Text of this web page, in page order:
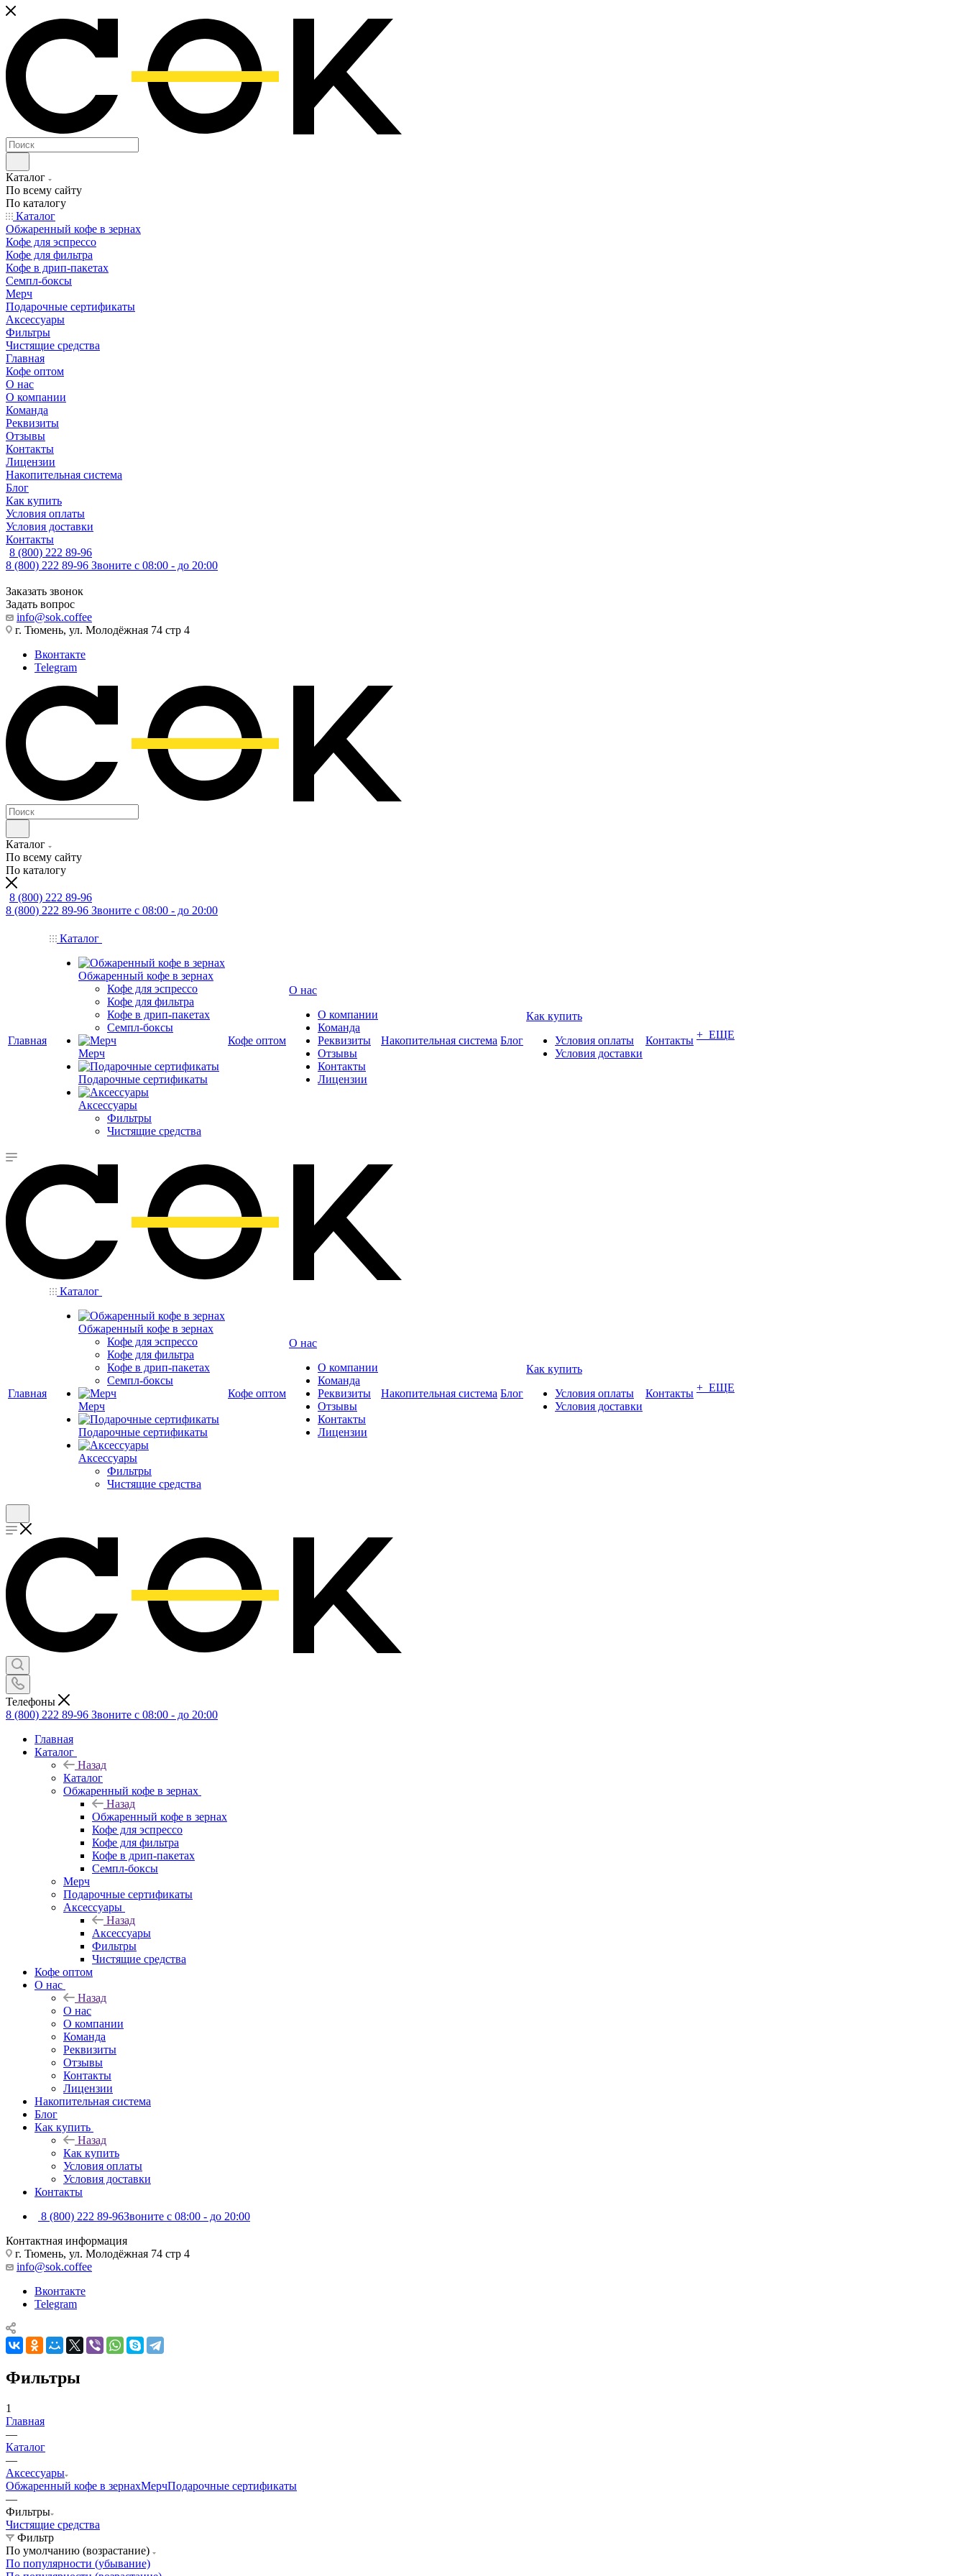
Каталог
По всему сайту
По каталогу
Каталог
Обжаренный кофе в зернах
Кофе для эспрессо
Кофе для фильтра
Кофе в дрип-пакетах
Семпл-боксы
Мерч
Подарочные сертификаты
Аксессуары
Фильтры
Чистящие средства
Главная
Кофе оптом
О нас
О компании
Команда
Реквизиты
Отзывы
Контакты
Лицензии
Накопительная система
Блог
Как купить
Условия оплаты
Условия доставки
Контакты
8 (800) 222 89-96
8 (800) 222 89-96 Звоните с 08:00 - до 20:00
Заказать звонок
Задать вопрос
info@sok.coffee
г. Тюмень, ул. Молодёжная 74 стр 4
Вконтакте
Telegram
Каталог
По всему сайту
По каталогу
8 (800) 222 89-96
8 (800) 222 89-96 Звоните с 08:00 - до 20:00
Главная
Каталог
Обжаренный кофе в зернах
Кофе для эспрессо
Кофе для фильтра
Кофе в дрип-пакетах
Семпл-боксы
Мерч
Подарочные сертификаты
Аксессуары
Фильтры
Чистящие средства
Кофе оптом
О нас
О компании
Команда
Реквизиты
Отзывы
Контакты
Лицензии
Накопительная система Блог
Как купить
Условия оплаты
Условия доставки
Контакты + ЕЩЕ
Главная
Каталог
Обжаренный кофе в зернах
Кофе для эспрессо
Кофе для фильтра
Кофе в дрип-пакетах
Семпл-боксы
Мерч
Подарочные сертификаты
Аксессуары
Фильтры
Чистящие средства
Кофе оптом
О нас
О компании
Команда
Реквизиты
Отзывы
Контакты
Лицензии
Накопительная система Блог
Как купить
Условия оплаты
Условия доставки
Контакты + ЕЩЕ
Телефоны
8 (800) 222 89-96 Звоните с 08:00 - до 20:00
Главная
Каталог
Назад
Каталог
Обжаренный кофе в зернах
Назад
Обжаренный кофе в зернах
Кофе для эспрессо
Кофе для фильтра
Кофе в дрип-пакетах
Семпл-боксы
Мерч
Подарочные сертификаты
Аксессуары
Назад
Аксессуары
Фильтры
Чистящие средства
Кофе оптом
О нас
Назад
О нас
О компании
Команда
Реквизиты
Отзывы
Контакты
Лицензии
Накопительная система
Блог
Как купить
Назад
Как купить
Условия оплаты
Условия доставки
Контакты
8 (800) 222 89-96Звоните с 08:00 - до 20:00
Контактная информация
г. Тюмень, ул. Молодёжная 74 стр 4
info@sok.coffee
Вконтакте
Telegram
Фильтры
1
Главная
—
Каталог
—
Аксессуары
Обжаренный кофе в зернахМерчПодарочные сертификаты
—
Фильтры
Чистящие средства
Фильтр
По умолчанию (возрастание)
По популярности (убывание)